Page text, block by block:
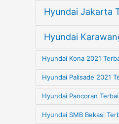
Hyundai Jakarta
Hyundai
Hyundai Kona 2021
Hyundai Palisade 2021
Hyundai Pancoran
Hyundai SMB Bekasi